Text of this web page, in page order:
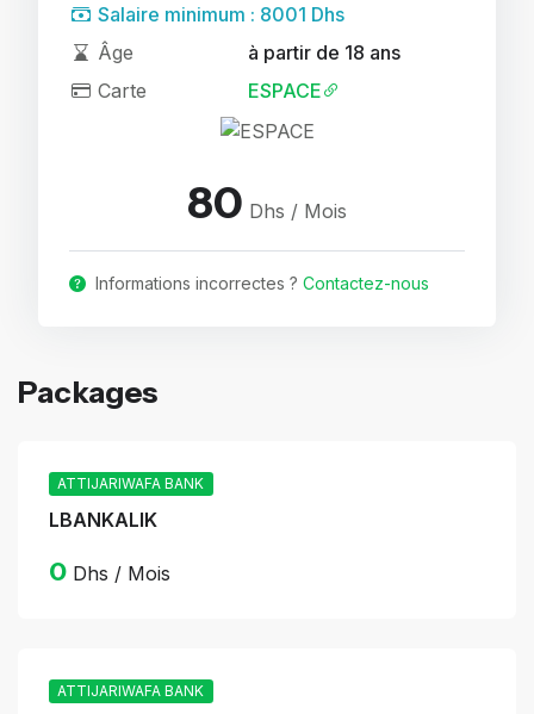
Salaire minimum : 8001 Dhs
Âge
à partir de 18 ans
Carte
ESPACE
80 Dhs / Mois
Informations incorrectes ?Contactez-nous
Packages
ATTIJARIWAFA BANK
LBANKALIK
0Dhs / Mois
ATTIJARIWAFA BANK